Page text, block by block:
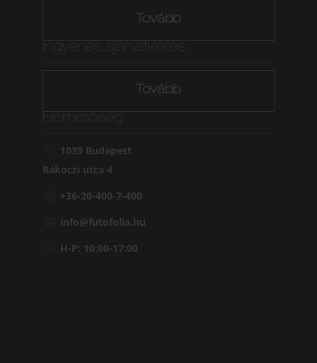
Tovább
Tovább
1039 Budapest
Rákoczi utca 4
+36-20-400-7-400
info@futofolia.hu
H-P: 10:00-17:00